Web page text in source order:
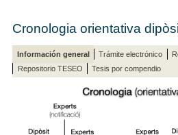
Cronologia orientativa
Información general Trámite electrónico
Repositorio TESEO
Tesis por compendio